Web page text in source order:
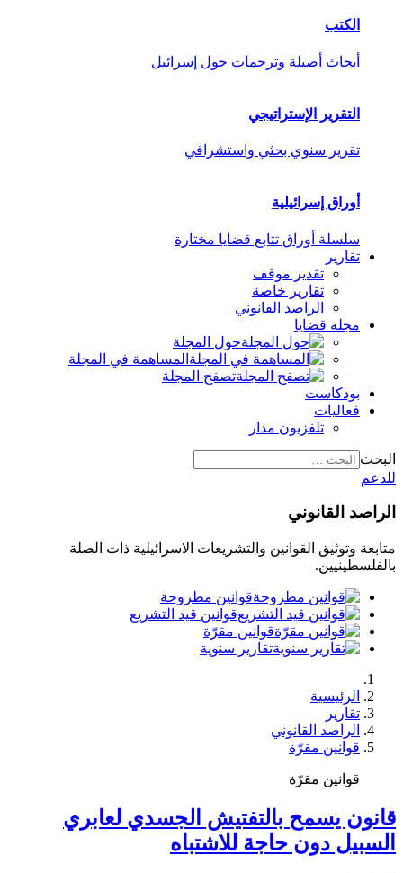
الكتب
أبحاث أصيلة وترجمات حول إسرائيل
التقرير الإستراتيجي
تقرير سنوي بحثي واستشرافي
أوراق إسرائيلية
سلسلة أوراق تتابع قضايا مختارة
تقارير
تقدير موقف
تقارير خاصة
الراصد القانوني
مجلة قضايا
حول المجلة
المساهمة في المجلة
تصفح المجلة
بودكاست
فعاليات
تلفزيون مدار
البحث
للدعم
الراصد القانوني
متابعة وتوثيق القوانين والتشريعات الاسرائيلية ذات الصلة
بالفلسطينيين.
قوانين مطروحة
قوانين قيد التشريع
قوانين مقرّة
تقارير سنوية
الرئيسية
تقارير
الراصد القانوني
قوانين مقرّة
قوانين مقرّة
قانون يسمح بالتفتيش الجسدي لعابري
السبيل دون حاجة للاشتباه